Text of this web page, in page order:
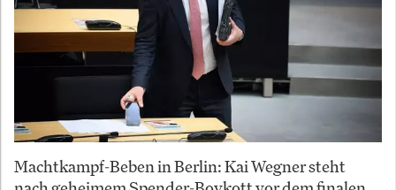
Machtkampf-Beben in Berlin: Kai Wegner steht